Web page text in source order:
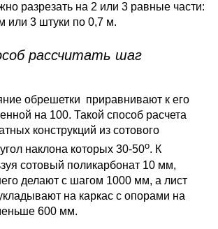
разрезать на 2 или 3 равные части:
или 3 штуки по 0,7 м.
рассчитать шаг
обрешетки приравнивают к его
на 100. Такой способ расчета
конструкций из сотового
наклона которых 30-50о. К
сотовый поликарбонат 10 мм,
делают с шагом 1000 мм, а лист
на каркас с опорами на
600 мм.